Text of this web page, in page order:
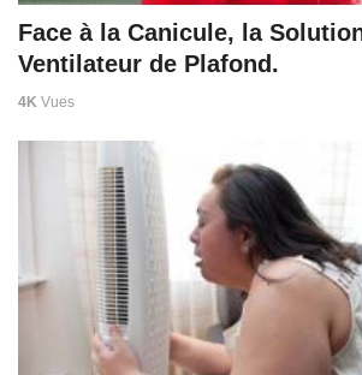
Face à la Canicule, la
Ventilateur de Plafond.
4K Vues